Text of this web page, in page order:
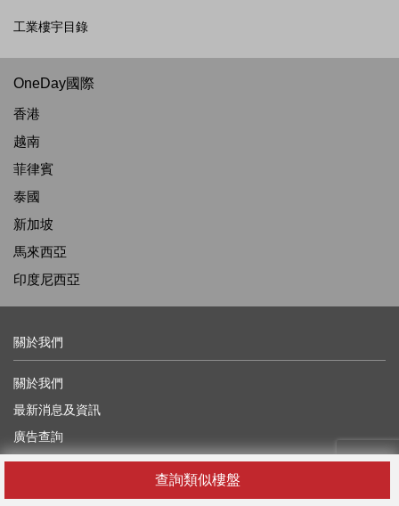
查詢類似樓盤
工業樓宇目錄
OneDay國際
香港
越南
菲律賓
泰國
新加坡
馬來西亞
印度尼西亞
關於我們
關於我們
最新消息及資訊
廣告查詢
聯絡我們